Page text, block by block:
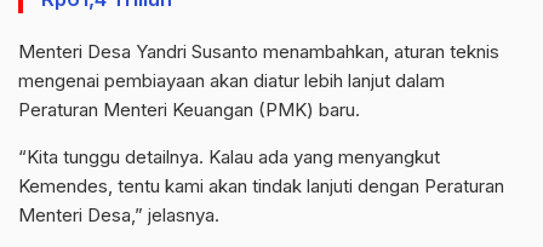
Menteri Desa Yandri Susanto menambahkan, aturan teknis
mengenai pembiayaan akan diatur lebih lanjut dalam
Peraturan Menteri Keuangan (PMK) baru.
“Kita tunggu detailnya. Kalau ada yang menyangkut
Kemendes, tentu kami akan tindak lanjuti dengan Peraturan
Menteri Desa,” jelasnya.